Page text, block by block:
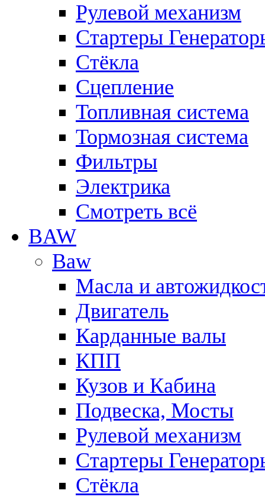
Рулевой механизм
Стартеры
Стёкла
Сцепление
Топливная система
Тормозная система
Фильтры
Электрика
Смотреть всё
BAW
Baw
Масла и
Двигатель
Карданные валы
КПП
Кузов и Кабина
Подвеска, Мосты
Рулевой механизм
Стартеры
Стёкла